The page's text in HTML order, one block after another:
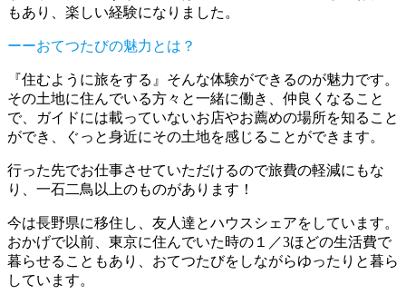
もあり、楽しい経験になりました。
ーーおてつたびの魅力とは？
『住むように旅をする』そんな体験ができるのが魅力です。
その土地に住んでいる方々と一緒に働き、仲良くなること
で、ガイドには載っていないお店やお薦めの場所を知ること
ができ、ぐっと身近にその土地を感じることができます。
行った先でお仕事させていただけるので旅費の軽減にもな
り、一石二鳥以上のものがあります！
今は長野県に移住し、友人達とハウスシェアをしています。
おかげで以前、東京に住んでいた時の１／3ほどの生活費で
暮らせることもあり、おてつたびをしながらゆったりと暮ら
しています。